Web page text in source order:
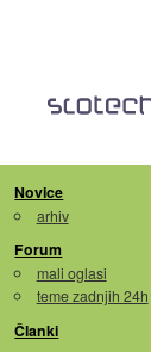
Novice
arhiv
Forum
mali oglasi
teme zadnjih 24h
Članki